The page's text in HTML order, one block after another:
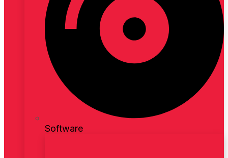
Software